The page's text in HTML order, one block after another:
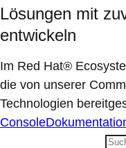
Lösungen mit
entwickeln
Im Red Hat®
die von unserer
Technologien
Console